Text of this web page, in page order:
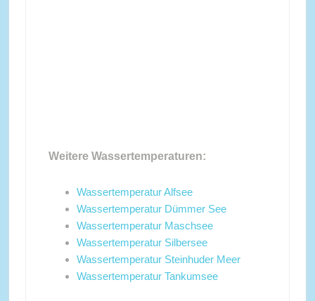
Weitere Wassertemperaturen:
Wassertemperatur Alfsee
Wassertemperatur Dümmer See
Wassertemperatur Maschsee
Wassertemperatur Silbersee
Wassertemperatur Steinhuder Meer
Wassertemperatur Tankumsee